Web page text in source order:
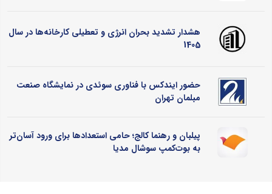
هشدار تشدید بحران انرژی و تعطیلی کارخانه‌ها در سال
1405
حضور ایندکس با فناوری سوئدی در نمایشگاه صنعت
مبلمان تهران
پیلبان و رهنما کالج؛ حامی استعدادها برای ورود آسان‌تر
به بوت‌کمپ سوشال مدیا